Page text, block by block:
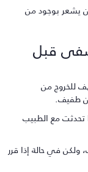
بوجود من
قبل
من
مع الطبيب
في حالة إذا قرر